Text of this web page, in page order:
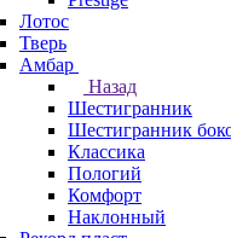
Лотос
Тверь
Амбар
Назад
Шестигранник
Шестигранник
Классика
Пологий
Комфорт
Наклонный